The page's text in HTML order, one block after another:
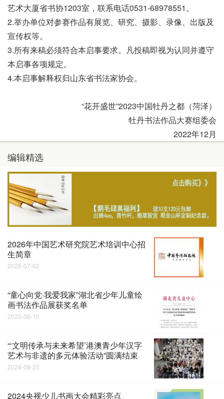
艺术大厦省书协1203室，联系电话0531-68978551。
2.举办单位对参赛作品有展览、研究、摄影、录像、出版及
宣传权等。
3.所有来稿必须符合本启事要求。凡投稿即视为认同并遵守
本启事各项规定。
4.本启事解释权归山东省书法家协会。
“花开盛世”2023中国牡丹之都（菏泽）
牡丹书法作品大赛组委会
2022年12月
编辑精选
2026年中国艺术研究院艺术培训中心招
生简章
2026-07-02
“童心向党·我爱我家”湖北省少年儿童绘
画书法作品展获奖名单
2025-06-10
“‘文明传承与未来希望’港澳青少年汉字
艺术与非遗的多元体验活动”圆满结束
2024-08-23
2024央视少儿书画大会精彩亮点